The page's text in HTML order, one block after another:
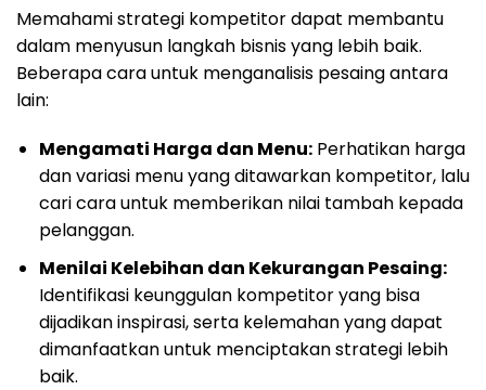
Memahami strategi kompetitor dapat membantu
dalam menyusun langkah bisnis yang lebih baik.
Beberapa cara untuk menganalisis pesaing antara
lain:
Mengamati Harga dan Menu:Perhatikan harga
dan variasi menu yang ditawarkan kompetitor, lalu
cari cara untuk memberikan nilai tambah kepada
pelanggan.
Menilai Kelebihan dan Kekurangan Pesaing:
Identifikasi keunggulan kompetitor yang bisa
dijadikan inspirasi, serta kelemahan yang dapat
dimanfaatkan untuk menciptakan strategi lebih
baik.